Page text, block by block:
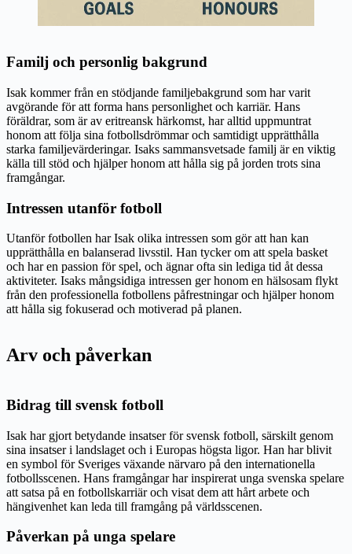
Familj och personlig bakgrund
Isak kommer från en stödjande familjebakgrund som har varit
avgörande för att forma hans personlighet och karriär. Hans
föräldrar, som är av eritreansk härkomst, har alltid uppmuntrat
honom att följa sina fotbollsdrömmar och samtidigt upprätthålla
starka familjevärderingar. Isaks sammansvetsade familj är en viktig
källa till stöd och hjälper honom att hålla sig på jorden trots sina
framgångar.
Intressen utanför fotboll
Utanför fotbollen har Isak olika intressen som gör att han kan
upprätthålla en balanserad livsstil. Han tycker om att spela basket
och har en passion för spel, och ägnar ofta sin lediga tid åt dessa
aktiviteter. Isaks mångsidiga intressen ger honom en hälsosam flykt
från den professionella fotbollens påfrestningar och hjälper honom
att hålla sig fokuserad och motiverad på planen.
Arv och påverkan
Bidrag till svensk fotboll
Isak har gjort betydande insatser för svensk fotboll, särskilt genom
sina insatser i landslaget och i Europas högsta ligor. Han har blivit
en symbol för Sveriges växande närvaro på den internationella
fotbollsscenen. Hans framgångar har inspirerat unga svenska spelare
att satsa på en fotbollskarriär och visat dem att hårt arbete och
hängivenhet kan leda till framgång på världsscenen.
Påverkan på unga spelare